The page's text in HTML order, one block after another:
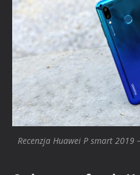
Recenzja Huawei P smart 2019